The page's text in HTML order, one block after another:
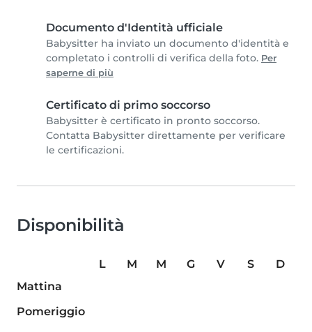
Documento d'Identità ufficiale
Babysitter ha inviato un documento d'identità e
completato i controlli di verifica della foto. Per
saperne di più
Certificato di primo soccorso
Babysitter è certificato in pronto soccorso.
Contatta Babysitter direttamente per verificare
le certificazioni.
Disponibilità
L M M G V S
D
Mattina
Pomeriggio